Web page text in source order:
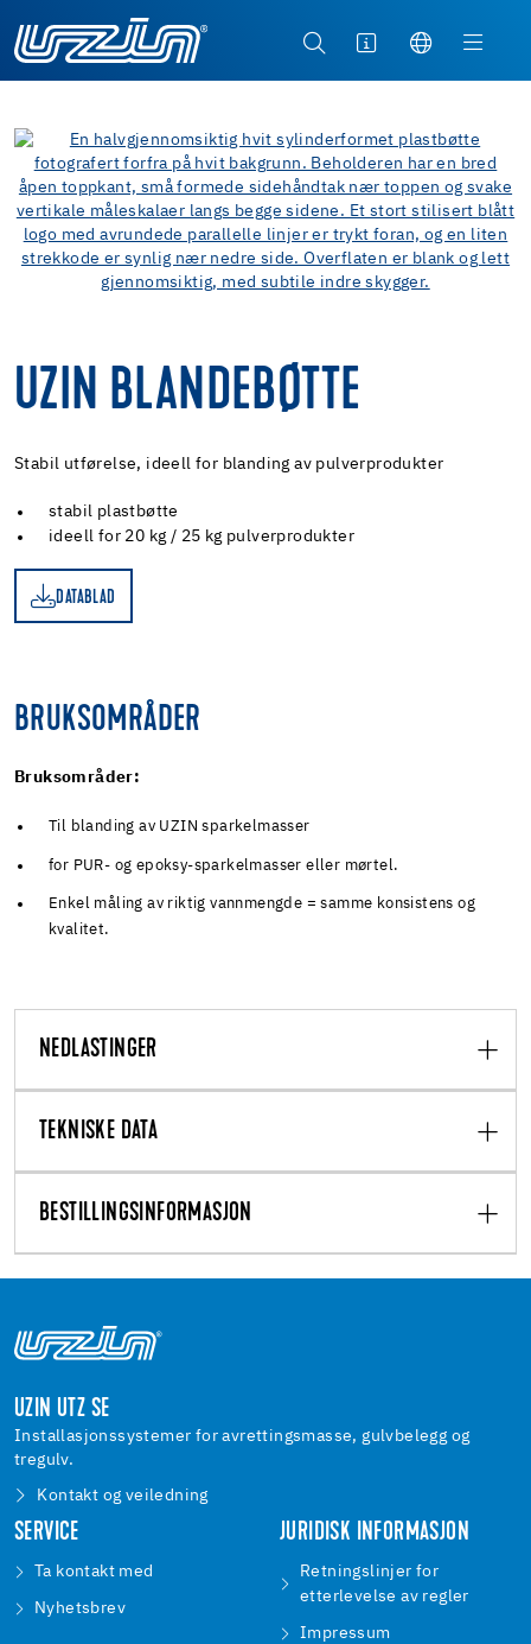
UZIN BLANDEBØTTE
Stabil utførelse, ideell for blanding av pulverprodukter
stabil plastbøtte
ideell for 20 kg / 25 kg pulverprodukter
DATABLAD
BRUKSOMRÅDER
Bruksområder:
Til blanding av UZIN sparkelmasser
for PUR- og epoksy-sparkelmasser eller mørtel.
Enkel måling av riktig vannmengde = samme konsistens og
kvalitet.
NEDLASTINGER
TEKNISKE DATA
BESTILLINGSINFORMASJON
UZIN UTZ SE
Installasjonssystemer for avrettingsmasse, gulvbelegg og
tregulv.
Kontakt og veiledning
SERVICE
Ta kontakt med
Nyhetsbrev
JURIDISK INFORMASJON
Retningslinjer for
etterlevelse av regler
Impressum